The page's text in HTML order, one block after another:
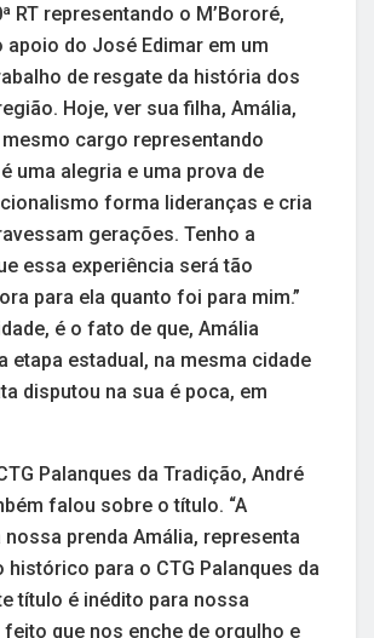
RT representando o M’Bororé,
apoio do José Edimar em um
de resgate da história dos
Hoje, ver sua filha, Amália,
cargo representando
uma alegria e uma prova de
forma lideranças e cria
gerações. Tenho a
essa experiência será tão
para ela quanto foi para mim.”
é o fato de que, Amália
etapa estadual, na mesma cidade
disputou na sua é poca, em
Palanques da Tradição, André
falou sobre o título. “A
prenda Amália, representa
histórico para o CTG Palanques da
título é inédito para nossa
feito que nos enche de orgulho e